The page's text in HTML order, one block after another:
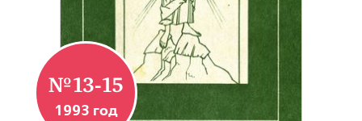
№13-15
1993 год